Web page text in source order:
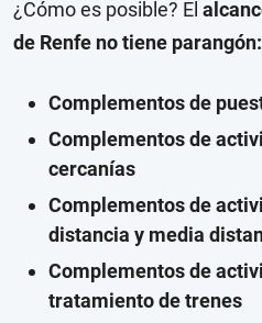
¿Cómo es posible? El
de Renfe no tiene parangón:
Complementos de
Complementos de
cercanías
Complementos de
distancia y media
Complementos de
tratamiento de trenes